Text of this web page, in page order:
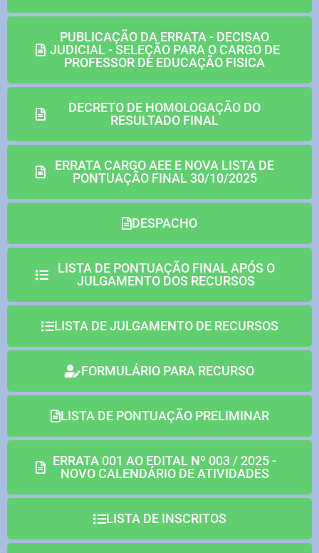
PUBLICAÇÃO DA ERRATA - DECISAO
JUDICIAL - SELEÇÃO PARA O CARGO DE
PROFESSOR DE EDUCAÇÃO FISICA
DECRETO DE HOMOLOGAÇÃO DO
RESULTADO FINAL
ERRATA CARGO AEE E NOVA LISTA DE
PONTUAÇÃO FINAL 30/10/2025
DESPACHO
LISTA DE PONTUAÇÃO FINAL APÓS O
JULGAMENTO DOS RECURSOS
LISTA DE JULGAMENTO DE RECURSOS
FORMULÁRIO PARA RECURSO
LISTA DE PONTUAÇÃO PRELIMINAR
ERRATA 001 AO EDITAL Nº 003 / 2025 -
NOVO CALENDÁRIO DE ATIVIDADES
LISTA DE INSCRITOS